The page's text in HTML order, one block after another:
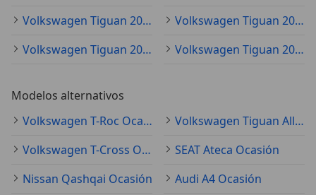
Volkswagen Tiguan 2025
Volkswagen Tiguan 2016
Volkswagen Tiguan 2026
Volkswagen Tiguan 2015
Modelos alternativos
Volkswagen T-Roc Ocasión
Volkswagen Tiguan Allspace Ocasión
Volkswagen T-Cross Ocasión
SEAT Ateca Ocasión
Nissan Qashqai Ocasión
Audi A4 Ocasión